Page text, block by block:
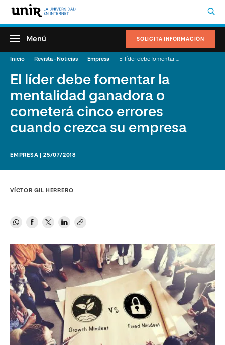
SOLICITA INFORMACIÓN
Menú
Inicio Revista - Noticias Empresa
El líder debe fomentar la
mentalidad ganadora o
cometerá cinco errores
cuando crezca su empresa
EMPRESA | 25/07/2018
VÍCTOR GIL HERRERO